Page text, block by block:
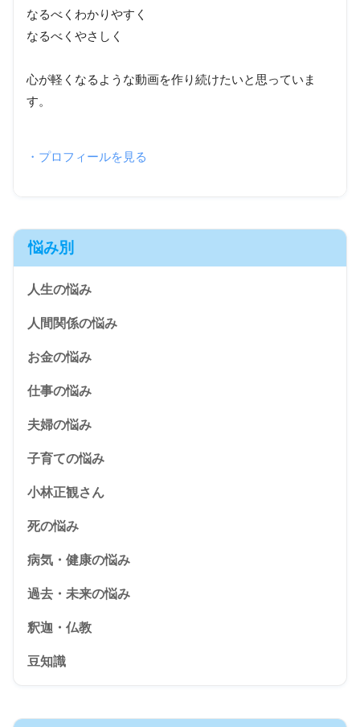
なるべくわかりやすく
なるべくやさしく
心が軽くなるような動画を作り続けたいと思っていま
す。
・プロフィールを見る
悩み別
人生の悩み
人間関係の悩み
お金の悩み
仕事の悩み
夫婦の悩み
子育ての悩み
小林正観さん
死の悩み
病気・健康の悩み
過去・未来の悩み
釈迦・仏教
豆知識